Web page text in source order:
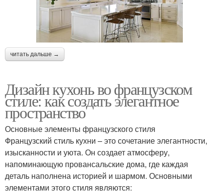
читать дальше →
Дизайн кухонь во французском
стиле: как создать элегантное
пространство
Основные элементы французского стиля
Французский стиль кухни – это сочетание элегантности,
изысканности и уюта. Он создает атмосферу,
напоминающую провансальские дома, где каждая
деталь наполнена историей и шармом. Основными
элементами этого стиля являются: